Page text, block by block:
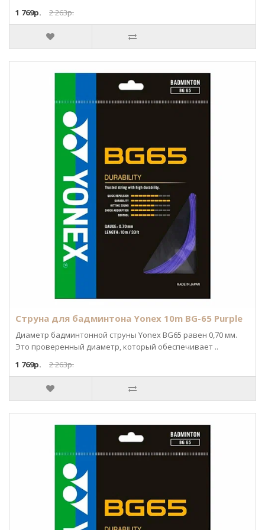
1 769р.
2 263р.
Струна для бадминтона Yonex 10m BG-65 Purple
Диаметр бадминтонной струны Yonex BG65 равен 0,70 мм.
Это проверенный диаметр, который обеспечивает ..
1 769р.
2 263р.